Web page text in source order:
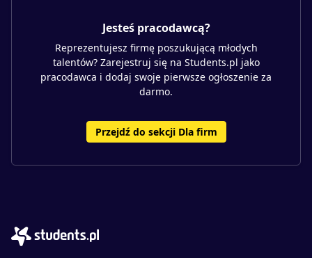
Jesteś pracodawcą?
Reprezentujesz firmę poszukującą młodych
talentów? Zarejestruj się na Students.pl jako
pracodawca i dodaj swoje pierwsze ogłoszenie za
darmo.
Przejdź do sekcji Dla firm